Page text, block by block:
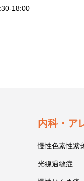
18:00
内科・ア
慢性色素性紫
光線過敏症